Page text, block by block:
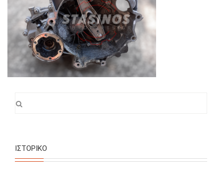
ΙΣΤΟΡΙΚΌ